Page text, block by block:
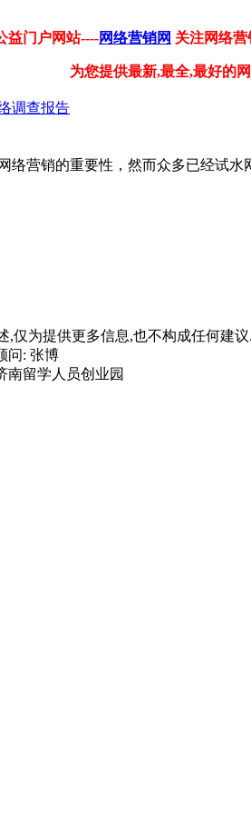
益门户网站----网络营销网 关注网络
为您提供最新,最全,最好的
调查报告
营销的重要性，然而众多已经试水
,仅为提供更多信息,也不构成任何建议.
问: 张博
南留学人员创业园